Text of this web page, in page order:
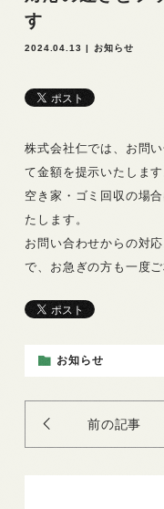
す
2024.04.13 お知らせ
株式会社仁では、お問
て金額を提示いたします
空き家・ゴミ回収の場
たします。
お問い合わせからの対
で、お急ぎの方も一度ご
お知らせ
前の記事